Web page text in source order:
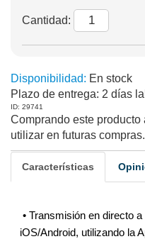
Cantidad:
Disponibilidad: En stock
Plazo de entrega: 2 días
ID: 29741
Comprando este producto
utilizar en futuras compras.
Características
• Transmisión en directo
iOS/Android, utilizando la